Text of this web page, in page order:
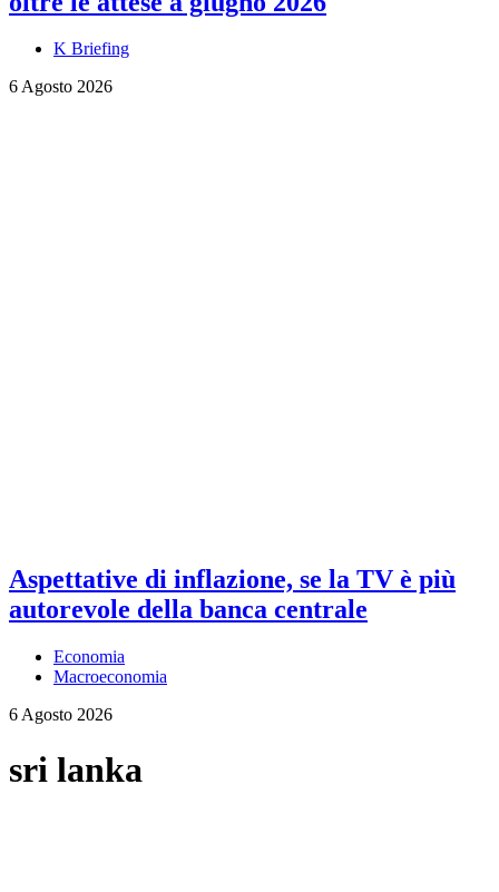
K Briefing
6 Agosto 2026
Aspettative di inflazione, se la TV è più
autorevole della banca centrale
Economia
Macroeconomia
6 Agosto 2026
sri lanka